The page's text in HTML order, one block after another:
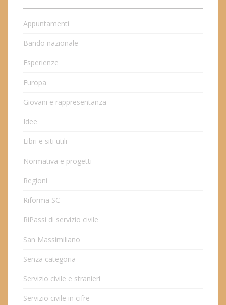
Appuntamenti
Bando nazionale
Esperienze
Europa
Giovani e rappresentanza
Idee
Libri e siti utili
Normativa e progetti
Regioni
Riforma SC
RiPassi di servizio civile
San Massimiliano
Senza categoria
Servizio civile e stranieri
Servizio civile in cifre